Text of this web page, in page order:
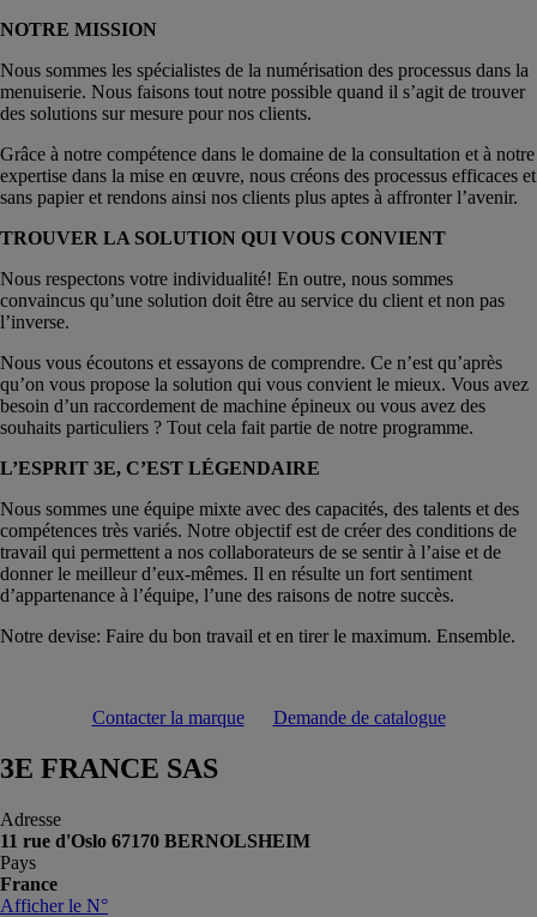
NOTRE MISSION
Nous sommes les spécialistes de la numérisation des processus dans la
menuiserie. Nous faisons tout notre possible quand il s’agit de trouver
des solutions sur mesure pour nos clients.
Grâce à notre compétence dans le domaine de la consultation et à notre
expertise dans la mise en œuvre, nous créons des processus efficaces et
sans papier et rendons ainsi nos clients plus aptes à affronter l’avenir.
TROUVER LA SOLUTION QUI VOUS CONVIENT
Nous respectons votre individualité! En outre, nous sommes
convaincus qu’une solution doit être au service du client et non pas
l’inverse.
Nous vous écoutons et essayons de comprendre. Ce n’est qu’après
qu’on vous propose la solution qui vous convient le mieux. Vous avez
besoin d’un raccordement de machine épineux ou vous avez des
souhaits particuliers ? Tout cela fait partie de notre programme.
L’ESPRIT 3E, C’EST LÉGENDAIRE
Nous sommes une équipe mixte avec des capacités, des talents et des
compétences très variés. Notre objectif est de créer des conditions de
travail qui permettent a nos collaborateurs de se sentir à l’aise et de
donner le meilleur d’eux-mêmes. Il en résulte un fort sentiment
d’appartenance à l’équipe, l’une des raisons de notre succès.
Notre devise: Faire du bon travail et en tirer le maximum. Ensemble.
Contacter la marque Demande de catalogue
3E FRANCE SAS
Adresse
11 rue d'Oslo 67170 BERNOLSHEIM
Pays
France
Afficher le N°